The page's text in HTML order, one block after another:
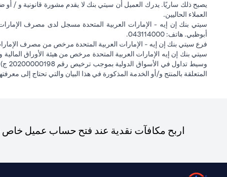
يصبح ذلك ساريًا. يدرك العميل أن سيتي بنك لا يقدم مشورة قانونية و / أو
العملاء الحاليين.
أبوظبي. هاتف: 043114000.
فرع سيتي بنك إن إيه - الإمارات العربية المتحدة مرخص من مصرف
المتعلقة بالمنتج و/أو الخدمة المذكورة في هذا البيان والتي تحتاج إلى
اربح مكافآت نقدية عند فتح حساب عميل خاص